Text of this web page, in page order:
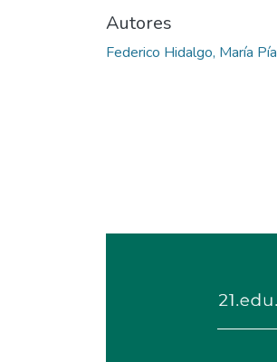
Autores
Federico Hidalgo, María Pía